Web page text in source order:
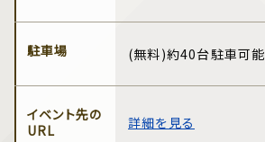
駐車場 (無料)約40台駐車可能
イベント先の
URL
詳細を見る